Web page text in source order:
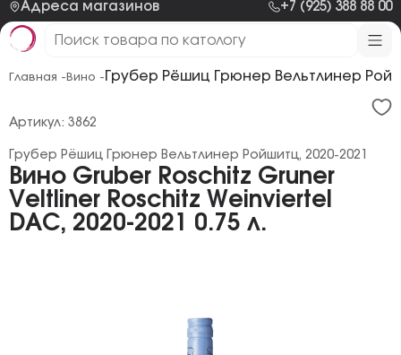
Адреса магазинов +7 (925) 388 88 00
Главная - Вино - Грубер Рёшиц Грюнер Вельтлинер
Вино Gruber Roschitz Gruner
Veltliner Roschitz Weinviertel
DAC, 2020-2021 0.75 л.
Грубер Рёшиц Грюнер Вельтлинер Ройшитц, 2020-2021
Артикул: 3862